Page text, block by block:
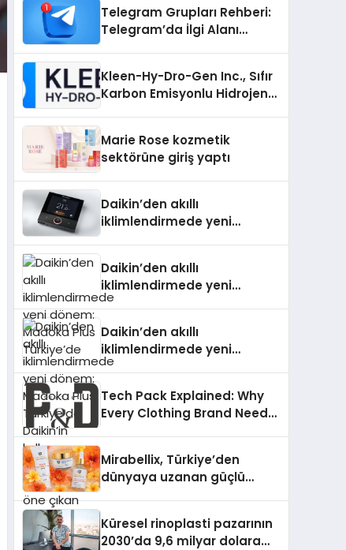
Telegram Grupları Rehberi:
Telegram’da İlgi Alanı
Kleen-Hy-Dro-Gen Inc., Sıfır
Karbon Emisyonlu Hidrojen
Aldı
Marie Rose kozmetik
sektörüne giriş yaptı
Daikin’den akıllı
iklimlendirmede yeni
Daikin’den akıllı
iklimlendirmede yeni
dönem: Madoka Plus
Daikin’den akıllı
iklimlendirmede yeni
dönem: Madoka Plus
dostu tasarımıyla öne çıkan
Madoka ailesinin yeni nesil
teknolojilerle donatılmış son
modeli VRV kontrol ünitesi
Madoka Plus Türkiye’de
satışa sunuldu. Tam
dokunmatik ekranı, mobil
uygulama desteği ve akıllı
sensör entegrasyonu
Tech Pack Explained: Why
Every Clothing Brand Needs
Mirabellix, Türkiye’den
dünyaya uzanan güçlü
Küresel rinoplasti pazarının
2030’da 9,6 milyar dolara